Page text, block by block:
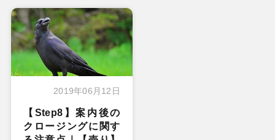
2019年06月12日
【Step8】案内後の
クロージングに関す